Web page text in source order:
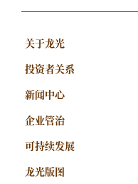
关于龙光
投资者关系
新闻中心
企业管治
可持续发展
龙光版图